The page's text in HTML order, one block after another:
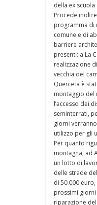
della ex
Procede
programma di
comune e di
barriere
presenti: a La
realizzazione
vecchia del
Querceta è
montaggio del
l’accesso dei
seminterrati,
giorni
utilizzo per gli
Per quanto
montagna, ad
un lotto di
delle strade
di 50.000
prossimi
riparazione